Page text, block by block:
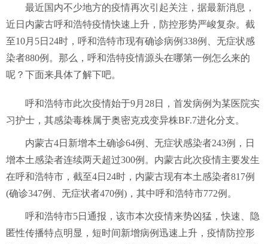
最近国内不少地方的疫情再次引起关注，据最新消息，
近日内蒙古呼和浩特疫情快速上升，防控形势严峻复杂。截
至10月5日24时，呼和浩特市现有确诊病例338例、无症状感
染者880例。那么，呼和浩特疫情源头在哪第一例怎么来的
呢？下面来具体了解下吧。
呼和浩特市此次疫情始于9月28日，首发病例为某医院实
习护士，其感染毒株属于奥密克戎变异株BF.7进化分支。
内蒙古4日新增本土确诊64例、无症状感染者243例，日
增本土感染者连续两天超过300例。内蒙古此次疫情主要发生
在呼和浩特市，截至4日24时，内蒙古现有本土感染者817例
(确诊347例、无症状者470例)，其中呼和浩特市772例。
呼和浩特市5日通报，该市本次疫情来势凶猛，快速、隐
匿性传播特点明显，短时间新增病例迅速上升，疫情防控形